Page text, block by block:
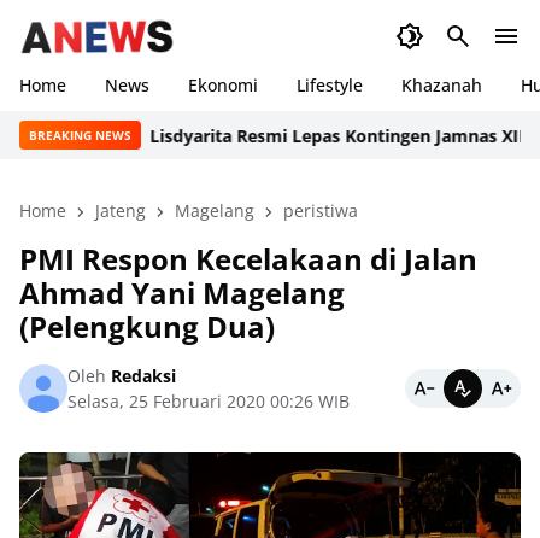
Home News Ekonomi Lifestyle Khazanah
BREAKING NEWSLisdyarita Resmi Lepas Kontingen Jamnas XII
Home Jateng Magelang peristiwa
PMI Respon Kecelakaan di Jalan
Ahmad Yani Magelang
(Pelengkung Dua)
Oleh Redaksi
Selasa, 25 Februari 2020 00:26 WIB